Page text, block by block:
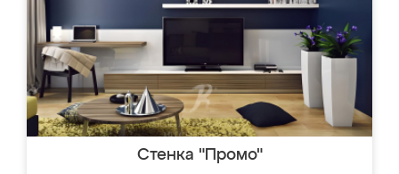
Стенка "Промо"